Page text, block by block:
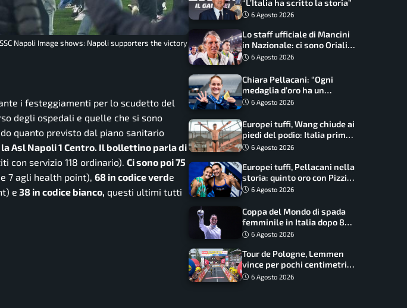
Napoli Image shows: Napoli supporters the victory
i festeggiamenti per lo scudetto del
degli ospedali e quelle che si sono
quanto previsto dal piano sanitario
Asl Napoli 1 Centro. Il bollettino parla di
con servizio 118 ordinario). Ci sono poi 75
7 agli health point), 68 in codice verde
e 38 in codice bianco, questi ultimi tutti
“L’Italia ha scritto la storia”
6 Agosto 2026
Lo staff ufficiale di Mancini
in Nazionale: ci sono Oriali e
Bonucci, confermato un
6 Agosto 2026
Chiara Pellacani: “Ogni
medaglia d’oro ha un
significato diverso. Ho fatto
6 Agosto 2026
Europei tuffi, Wang chiude ai
piedi del podio: Italia prima
nel medagliere
6 Agosto 2026
Europei tuffi, Pellacani nella
storia: quinto oro con Pizzini
nel sincro da 3 metri
6 Agosto 2026
Coppa del Mondo di spada
femminile in Italia dopo 8
anni, Alberta Santuccio: “Il
frutti”
6 Agosto 2026
Tour de Pologne, Lemmen
vince per pochi centimetri
su Scaroni: maxi-caduta e
6 Agosto 2026